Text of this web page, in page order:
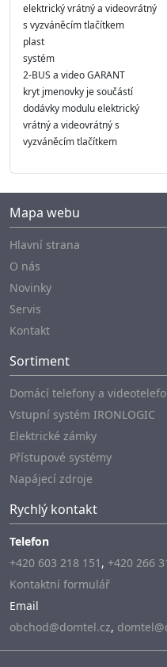
elektrický vrátný a videovrátný
s vyzváněcím tlačítkem
plast
systém
2-BUS a video GARANT
kryt jmenovky je součástí
dodávky modulu elektrický
vrátný a videovrátný s
vyzváněcím tlačítkem
Mapa webu
Hlavní strana
O nás
Novinky
Servis
Kontakt
Sortiment
Domácí telefony a
Vstupní systém IRONLOGIC
Elektrické zámky
Přístupové systémy
Napájecí zdroje
Rychlý kontakt
Telefon
+420 603 218 151 , +420 266
Kontaktní formulář
Email
obchod@domtel.cz,